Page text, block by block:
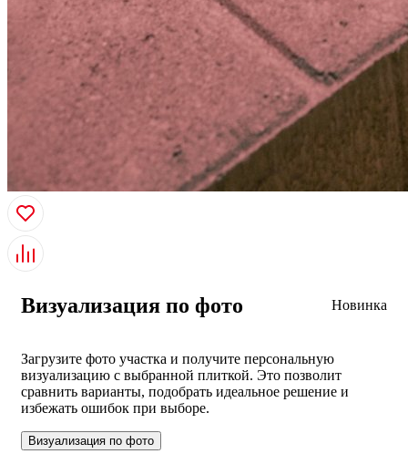
Визуализация по фото Новинка
Загрузите фото участка и получите персональную
визуализацию с выбранной плиткой. Это позволит
сравнить варианты, подобрать идеальное решение и
избежать ошибок при выборе.
Визуализация по фото